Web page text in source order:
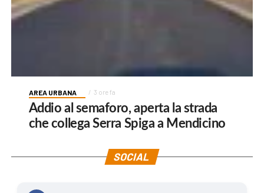
AREA URBANA 3 ore fa
Addio al semaforo, aperta la strada
che collega Serra Spiga a Mendicino
SOCIAL